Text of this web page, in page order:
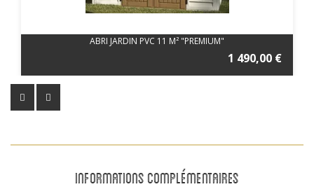
ABRI JARDIN PVC 11 M² "PREMIUM"
1 490,00 €
INFORMATIONS COMPLÉMENTAIRES